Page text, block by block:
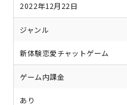
2022年12月22日
ジャンル
新体験恋愛チャットゲーム
ゲーム内課金
あり